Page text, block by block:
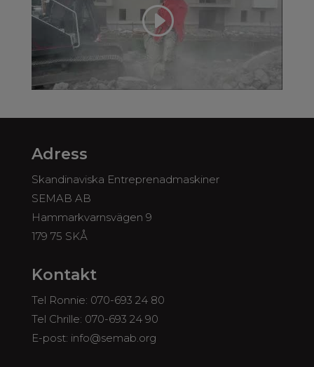
Adress
Skandinaviska Entreprenadmaskiner
SEMAB AB
Hammarkvarnsvägen 9
179 75 SKÅ
Kontakt
Tel Ronnie: 070-693 24 80
Tel Chrille: 070-693 24 90
E-post: info@semab.org